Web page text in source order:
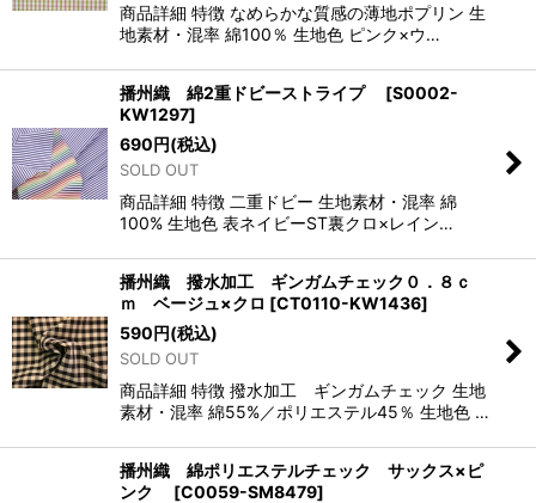
商品詳細 特徴 なめらかな質感の薄地ポプリン 生
地素材・混率 綿100％ 生地色 ピンク×ウ…
播州織 綿2重ドビーストライプ [S0002-
KW1297]
690円(税込)
SOLD OUT
商品詳細 特徴 二重ドビー 生地素材・混率 綿
100% 生地色 表ネイビーST裏クロ×レイン…
播州織 撥水加工 ギンガムチェック０．８ｃ
ｍ ベージュ×クロ [CT0110-KW1436]
590円(税込)
SOLD OUT
商品詳細 特徴 撥水加工 ギンガムチェック 生地
素材・混率 綿55%／ポリエステル45％ 生地色 …
播州織 綿ポリエステルチェック サックス×ピ
ンク
[C0059-SM8479]